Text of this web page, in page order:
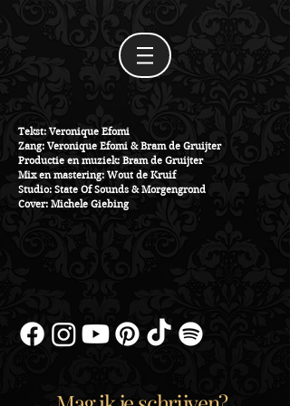
Tekst: Veronique Efomi
Zang: Veronique Efomi & Bram de Gruijter
Productie en muziek: Bram de Gruijter
Mix en mastering: Wout de Kruif
Studio: State Of Sounds & Morgengrond
Cover: Michele Giebing